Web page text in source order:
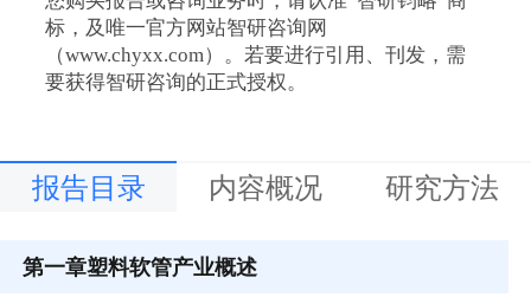
标，及唯一官方网站智研咨询网
（www.chyxx.com）。若要进行引用、刊发，需
要获得智研咨询的正式授权。
报告目录 内容概况 研究方法
第一章塑料软管产业概述